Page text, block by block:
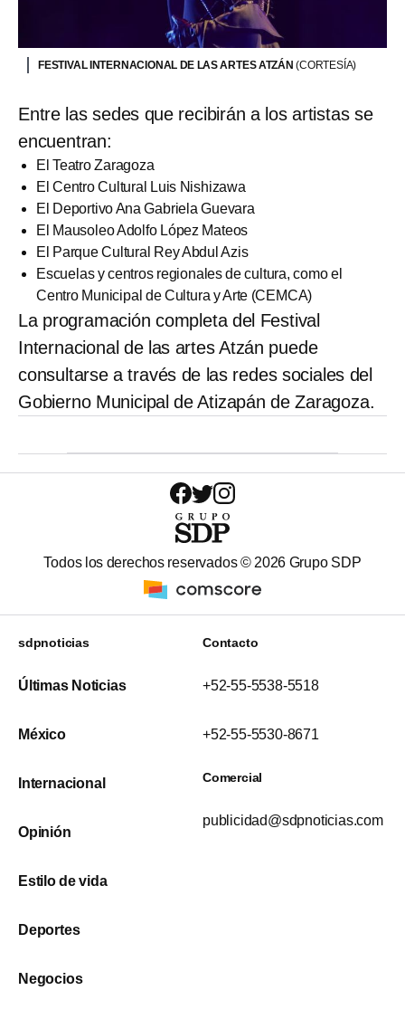
FESTIVAL INTERNACIONAL DE LAS ARTES ATZÁN(CORTESÍA)
Entre las sedes que recibirán a los artistas se
encuentran:
El Teatro Zaragoza
El Centro Cultural Luis Nishizawa
El Deportivo Ana Gabriela Guevara
El Mausoleo Adolfo López Mateos
El Parque Cultural Rey Abdul Azis
Escuelas y centros regionales de cultura, como el
Centro Municipal de Cultura y Arte (CEMCA)
La programación completa del Festival
Internacional de las artes Atzán puede
consultarse a través de las redes sociales del
Gobierno Municipal de Atizapán de Zaragoza.
Todos los derechos reservados © 2026 Grupo SDP
sdpnoticias
Últimas Noticias
México
Internacional
Opinión
Estilo de vida
Deportes
Negocios
Contacto
+52-55-5538-5518
+52-55-5530-8671
Comercial
publicidad@sdpnoticias.com